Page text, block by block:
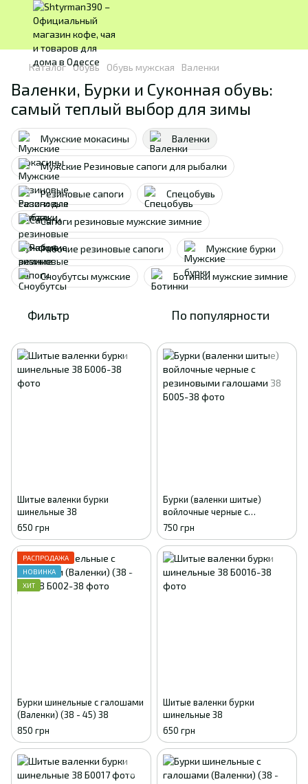
Каталог Обувь Обувь мужская Валенки
Валенки, Бурки и Суконная обувь:
самый теплый выбор для зимы
Мужские мокасины Валенки
Мужские Резиновые сапоги для рыбалки
Резиновые сапоги Спецобувь
Сапоги резиновые мужские зимние
Рабочие резиновые сапоги Мужские бурки
Сноубутсы мужские Ботинки мужские зимние
Фильтр По популярности
Шитые валенки бурки
шинельные 38
650 грн
Бурки (валенки шитые)
войлочные черные с
резиновыми галошами 38
750 грн
РАСПРОДАЖА
НОВИНКА
ХИТ
Бурки шинельные с галошами
(Валенки) (38 - 45) 38
850 грн
Шитые валенки бурки
шинельные 38
650 грн